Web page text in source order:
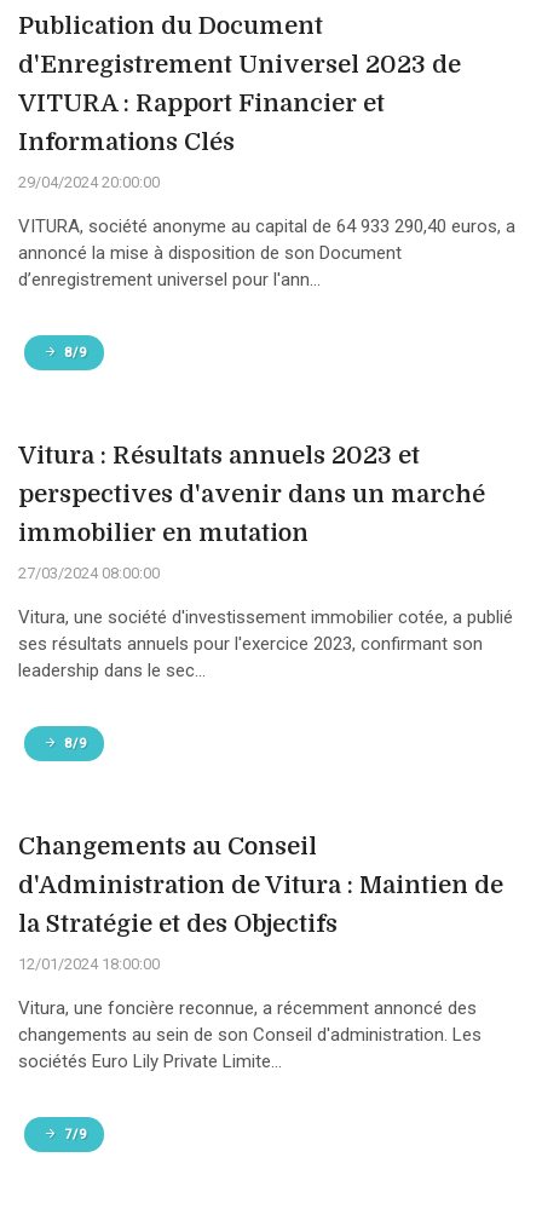
Publication du Document
d'Enregistrement Universel 2023 de
VITURA : Rapport Financier et
Informations Clés
29/04/2024 20:00:00
VITURA, société anonyme au capital de 64 933 290,40 euros, a
annoncé la mise à disposition de son Document
d’enregistrement universel pour l'ann...
8/9
Vitura : Résultats annuels 2023 et
perspectives d'avenir dans un marché
immobilier en mutation
27/03/2024 08:00:00
Vitura, une société d'investissement immobilier cotée, a publié
ses résultats annuels pour l'exercice 2023, confirmant son
leadership dans le sec...
8/9
Changements au Conseil
d'Administration de Vitura : Maintien de
la Stratégie et des Objectifs
12/01/2024 18:00:00
Vitura, une foncière reconnue, a récemment annoncé des
changements au sein de son Conseil d'administration. Les
sociétés Euro Lily Private Limite...
7/9